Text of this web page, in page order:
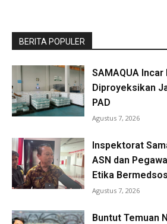
BERITA POPULER
SAMAQUA
Diproyeksikan
PAD
Agustus 7, 2026
Inspektorat
ASN dan
Etika Bermedsos
Agustus 7, 2026
Buntut Temuan